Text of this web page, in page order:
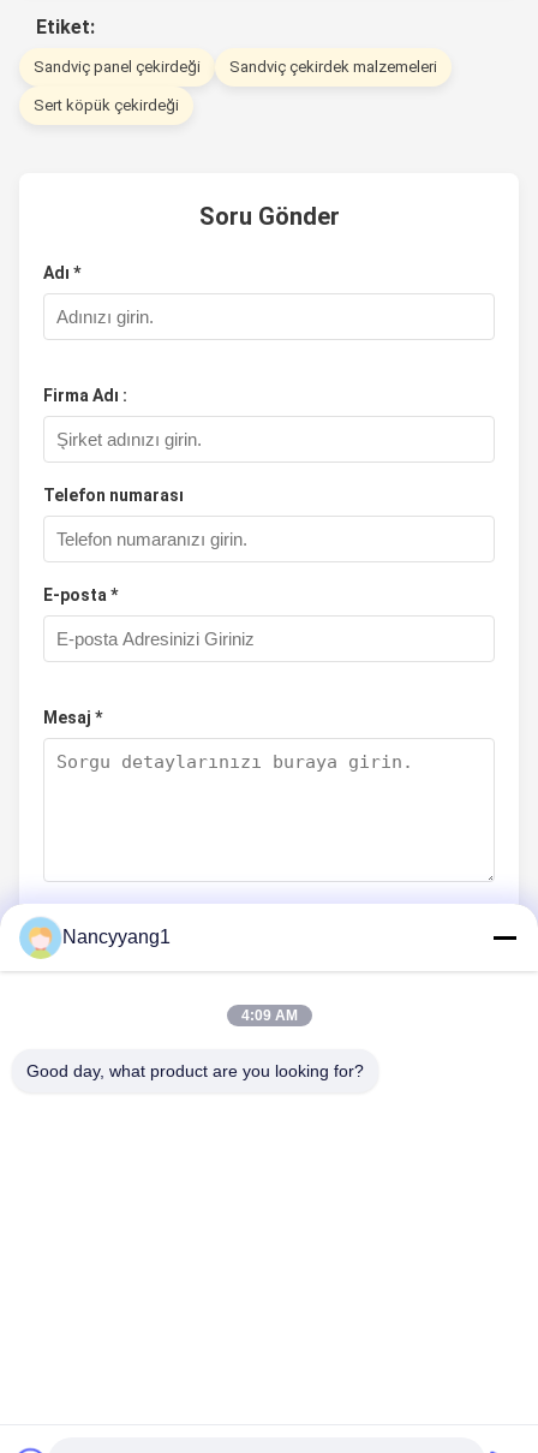
Etiket:
Sandviç panel çekirdeği Sandviç çekirdek malzemeleri
Sert köpük çekirdeği
Soru Gönder
Adı *
Firma Adı :
Telefon numarası
E-posta *
Mesaj *
BIZIMLE İLETIŞIM
Nancyyang1
4:09 AM
Good day, what product are you looking for?